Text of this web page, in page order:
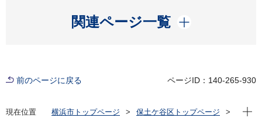
関連ページ一覧
開く
前のページに戻る ページID：140-265-930
現在位置 横浜市トップページ
保土ケ谷区トップページ
現在